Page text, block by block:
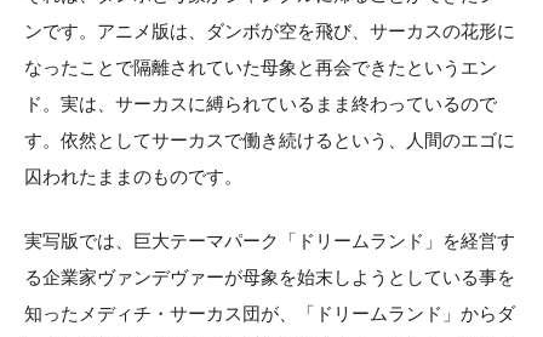
ンです。アニメ版は、ダンボが空を飛び、サーカスの花形に
なったことで隔離されていた母象と再会できたというエン
ド。実は、サーカスに縛られているまま終わっているので
す。依然としてサーカスで働き続けるという、人間のエゴに
囚われたままのものです。
実写版では、巨大テーマパーク「ドリームランド」を経営す
る企業家ヴァンデヴァーが母象を始末しようとしている事を
知ったメディチ・サーカス団が、「ドリームランド」からダ